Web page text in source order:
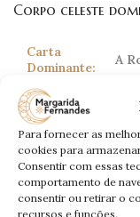
Para fornecer as
cookies para
Consentir com essas
comportamento de
consentir ou retirar o
recursos e funções.
Corpo celeste
Carta
Dominante:
A
Amor: